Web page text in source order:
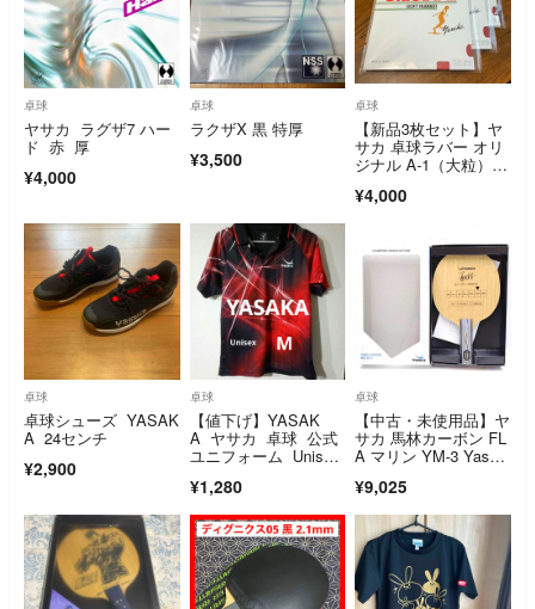
卓球
ヤサカ ラグザ7 ハー
ド 赤 厚
¥4,000
卓球
ラクザX 黒 特厚
¥3,500
卓球
【新品3枚セット】ヤ
サカ 卓球ラバー オリ
ジナル A-1（大粒）
¥4,000
卓球
卓球シューズ YASAK
A 24センチ
¥2,900
卓球
【値下げ】YASAK
A ヤサカ 卓球 公式
ユニフォーム Unise
¥1,280
卓球
【中古・未使用品】ヤ
サカ 馬林カーボン FL
A マリン YM-3 Yasak
ト 攻撃用シェークハ
ンド
¥9,025